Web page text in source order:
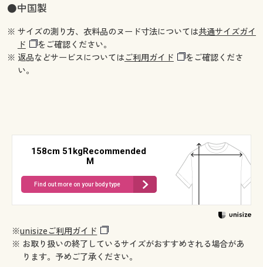
●中国製
※ サイズの測り方、衣料品のヌード寸法については共通サイズガイ
ド
をご確認ください。
※ 返品などサービスについてはご利用ガイド
をご確認くださ
い。
158cm 51kgRecommended
M
Find out more on your body type
※unisizeご利用ガイド
※ お取り扱いの終了しているサイズがおすすめされる場合があ
ります。予めご了承ください。